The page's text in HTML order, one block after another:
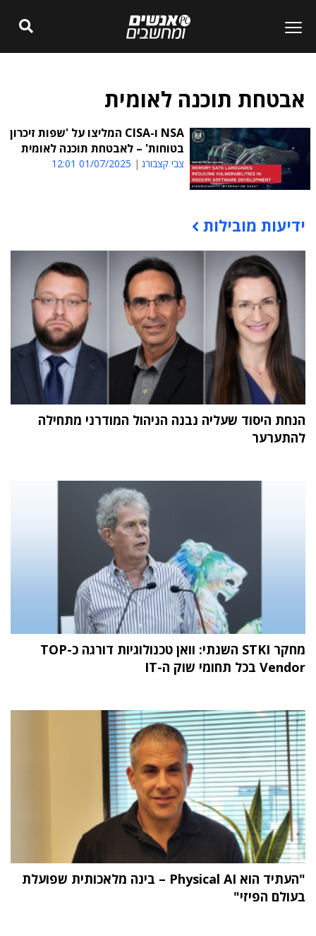
אבטחת תוכנה לאומית
NSA ו-CISA המליצו על 'שפות זיכרון
בטוחות' – לאבטחת תוכנה לאומית
צבי קצבורג 01/07/2025 12:01
תוכן פרסומי
ידיעות מובילות
הנחת היסוד שעליה נבנה הניהול המודרני מתחילה
להתערער
מחקר STKI השנתי: וואן טכנולוגיות דורגה כ-TOP
Vendor בכל תחומי שוק ה-IT
"העתיד הוא Physical AI – בינה מלאכותית שפועלת
בעולם הפיזי"